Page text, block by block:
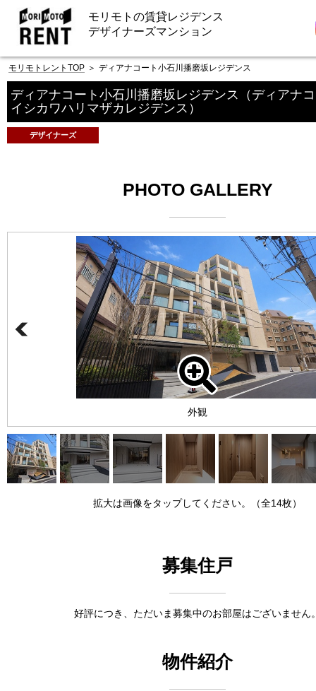
モリモトの賃貸レジデンス
デザイナーズマンション
モリモトレントTOP ＞ ディアナコート小石川播磨坂レジデンス
ディアナコート小石川播磨坂レジデンス
（ディアナ
イシカワハリマザカレジデンス）
デザイナーズ
PHOTO GALLERY
外観
拡大は画像をタップしてください。（全14枚）
募集住戸
好評につき、ただいま募集中のお部屋はございません
物件紹介